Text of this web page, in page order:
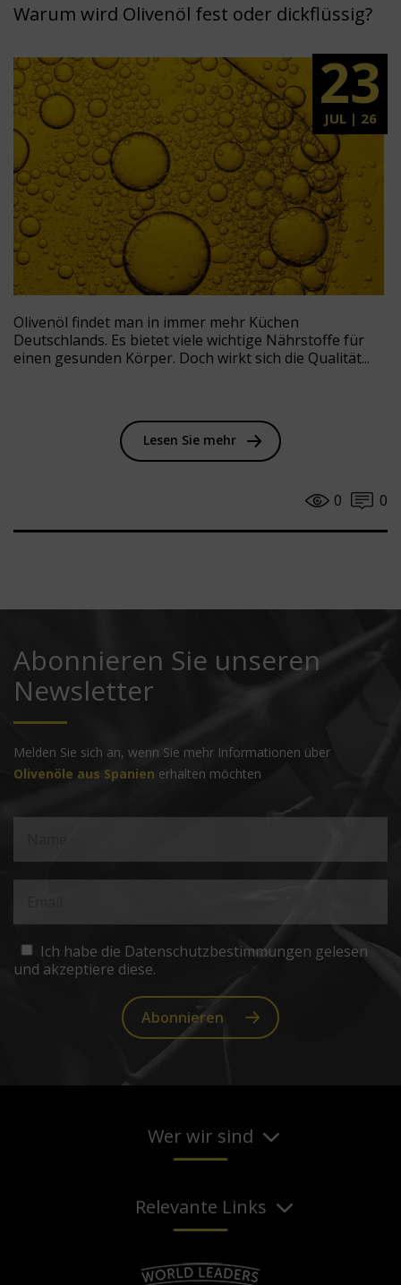
Warum wird Olivenöl fest oder dickflüssig?
23
JUL | 26
Olivenöl findet man in immer mehr Küchen
Deutschlands. Es bietet viele wichtige Nährstoffe für
einen gesunden Körper. Doch wirkt sich die Qualität...
Lesen Sie mehr
0
0
Ich habe die Datenschutzbestimmungen gelesen
und akzeptiere diese.
Abonnieren
Abonnieren Sie unseren
Newsletter
Melden Sie sich an, wenn Sie mehr Informationen über
Olivenöle aus Spanien erhalten möchten
Wer wir sind
Relevante Links